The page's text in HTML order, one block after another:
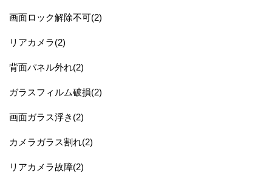
画面ロック解除不可(2)
リアカメラ(2)
背面パネル外れ(2)
ガラスフィルム破損(2)
画面ガラス浮き(2)
カメラガラス割れ(2)
リアカメラ故障(2)